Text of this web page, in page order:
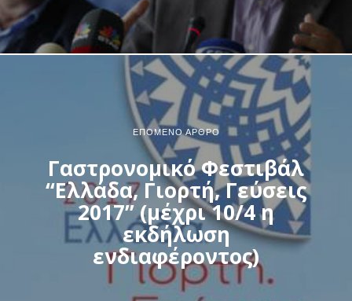
ΕΠΌΜΕΝΟ ΆΡΘΡΟ
Γαστρονομικό Φεστιβάλ
“Ελλάδα, Γιορτή, Γεύσεις
2017” (μέχρι 10/4 η
εκδήλωση
ενδιαφέροντος)